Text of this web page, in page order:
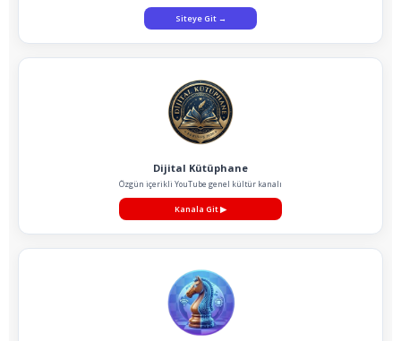
Siteye Git →
Dijital Kütüphane
Özgün içerikli YouTube genel kültür kanalı
Kanala Git▶